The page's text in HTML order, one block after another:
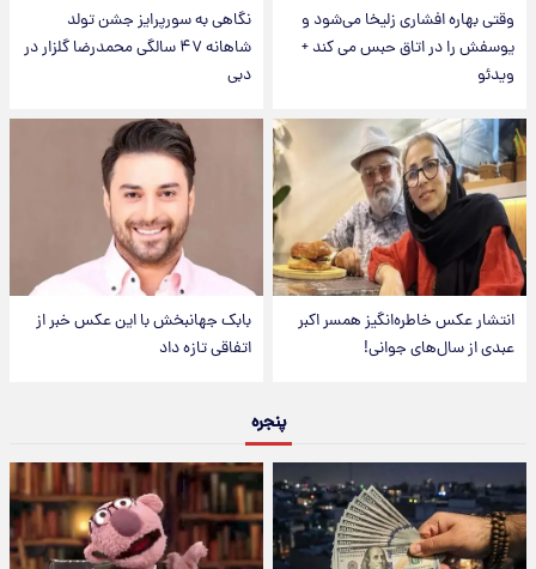
وقتی بهاره افشاری زلیخا می‌شود و
یوسفش را در اتاق حبس می کند +
ویدئو
نگاهی به سورپرایز جشن تولد
شاهانه ۴۷ سالگی محمدرضا گلزار در
دبی
انتشار عکس خاطره‌انگیز همسر اکبر
عبدی از سال‌های جوانی!
بابک جهانبخش با این عکس خبر از
اتفاقی تازه داد
پنجره